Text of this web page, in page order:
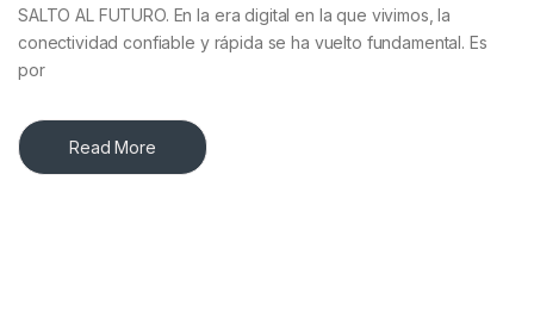
SALTO AL FUTURO. En la era digital en la que vivimos, la
conectividad confiable y rápida se ha vuelto fundamental. Es
por
Read More